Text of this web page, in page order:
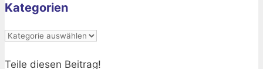
Kategorien
Kategorien
Teile diesen Beitrag!